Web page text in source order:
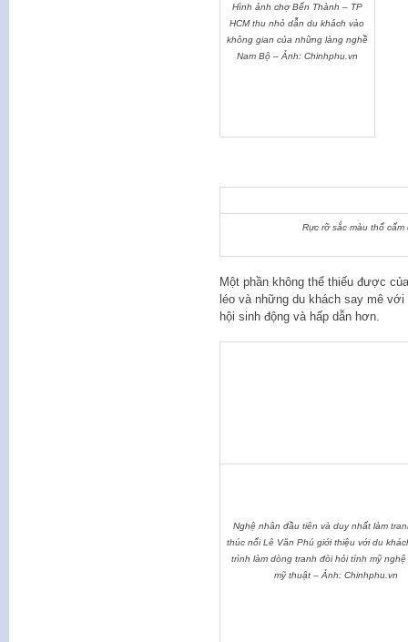
Hình ảnh chợ Bến Thành – TP
HCM thu nhỏ dẫn du khách vào
không gian của những làng nghề
Nam Bộ – Ảnh: Chinhphu.vn
Rực rỡ sắc màu thổ
Một phần không thể thiếu được
léo và những du khách say mê
hội sinh động và hấp dẫn hơn.
Nghệ nhân đầu tiên và duy nhất làm
thúc nổi Lê Văn Phú giới thiệu với du
trình làm dòng tranh đòi hỏi tính mỹ
mỹ thuật – Ảnh: Chinhphu.vn